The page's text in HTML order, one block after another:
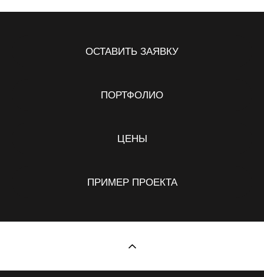
ОСТАВИТЬ ЗАЯВКУ
ПОРТФОЛИО
ЦЕНЫ
ПРИМЕР ПРОЕКТА